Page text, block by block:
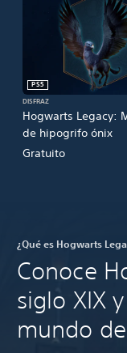
Hogwarts Legacy:
de hipogrifo ónix
PS5
DISFRAZ
Gratuito
¿Qué es Hogwarts
Conoce
siglo XIX
mundo